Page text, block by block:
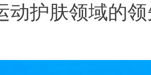
动护肤领域的